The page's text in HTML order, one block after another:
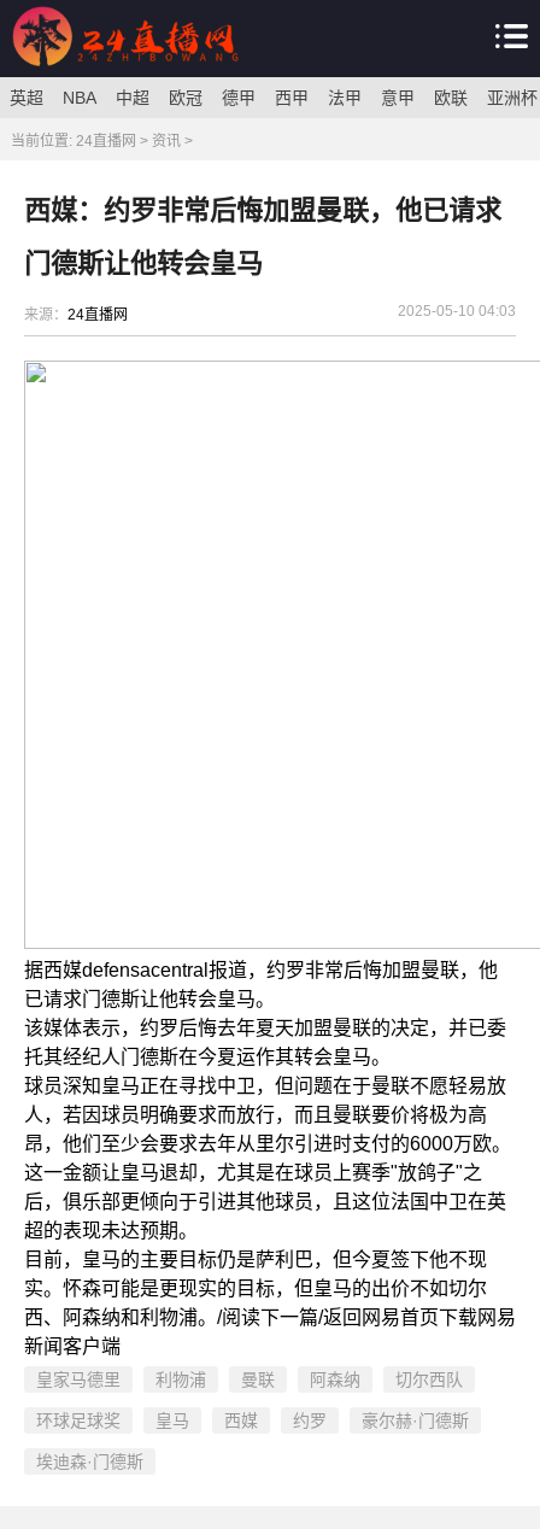
英超 NBA 中超 欧冠 德甲 西甲 法甲 意甲 欧联 亚洲杯
当前位置: 24直播网 > 资讯>
西媒：约罗非常后悔加盟曼联，他已请求
门德斯让他转会皇马
来源： 24直播网 2025-05-10 04:03
据西媒defensacentral报道，约罗非常后悔加盟曼联，他
已请求门德斯让他转会皇马。
该媒体表示，约罗后悔去年夏天加盟曼联的决定，并已委
托其经纪人门德斯在今夏运作其转会皇马。
球员深知皇马正在寻找中卫，但问题在于曼联不愿轻易放
人，若因球员明确要求而放行，而且曼联要价将极为高
昂，他们至少会要求去年从里尔引进时支付的6000万欧。
这一金额让皇马退却，尤其是在球员上赛季"放鸽子"之
后，俱乐部更倾向于引进其他球员，且这位法国中卫在英
超的表现未达预期。
目前，皇马的主要目标仍是萨利巴，但今夏签下他不现
实。怀森可能是更现实的目标，但皇马的出价不如切尔
西、阿森纳和利物浦。/阅读下一篇/返回网易首页下载网易
新闻客户端
皇家马德里 利物浦 曼联 阿森纳 切尔西队
环球足球奖 皇马 西媒 约罗 豪尔赫·门德斯
埃迪森·门德斯